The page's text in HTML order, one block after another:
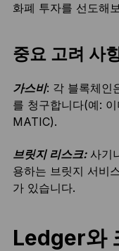
화폐 투자를 선도해
중요 고려 사
가스비: 각 블록체인
를 청구합니다(예:
MATIC).
브릿지 리스크:사기
용하는 브릿지 서비
가 있습니다.
Ledger와